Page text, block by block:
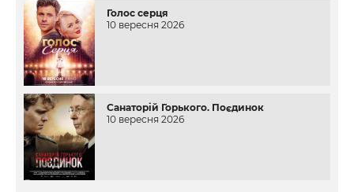
Голос серця
10 вересня 2026
Санаторій Горького. Поєдинок
10 вересня 2026